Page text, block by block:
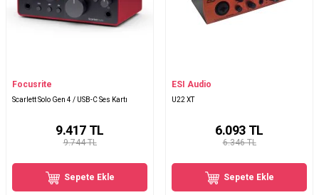
Focusrite
Scarlett Solo Gen 4 / USB-C Ses Kartı
9.744 TL
9.417 TL
Sepete Ekle
ESI Audio
U22 XT
6.346 TL
6.093 TL
Sepete Ekle